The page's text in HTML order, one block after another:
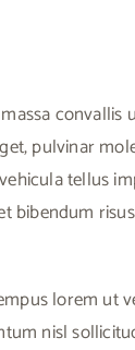
convallis
pulvinar
tellus
lorem ut
nisl